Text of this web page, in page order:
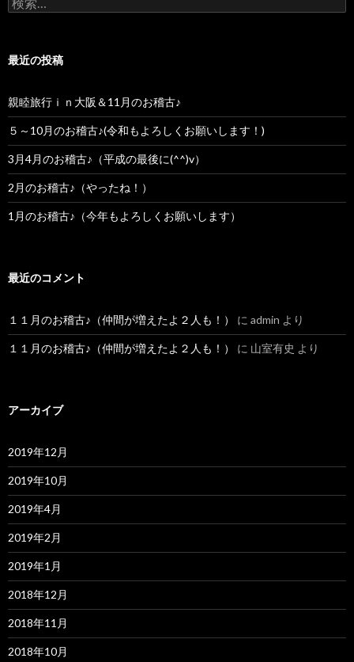
最近の投稿
親睦旅行ｉｎ大阪＆11月のお稽古♪
５～10月のお稽古♪(令和もよろしくお願いします！)
3月4月のお稽古♪（平成の最後に(^^)v）
2月のお稽古♪（やったね！）
1月のお稽古♪（今年もよろしくお願いします）
最近のコメント
１１月のお稽古♪（仲間が増えたよ２人も！） に admin より
１１月のお稽古♪（仲間が増えたよ２人も！） に 山室有史 より
アーカイブ
2019年12月
2019年10月
2019年4月
2019年2月
2019年1月
2018年12月
2018年11月
2018年10月